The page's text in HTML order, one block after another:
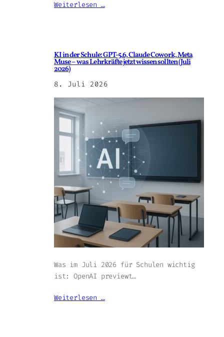
Weiterlesen …
KI in der Schule: GPT-5.6, Claude Cowork, Meta
Muse – was Lehrkräfte jetzt wissen sollten (Juli
2026)
8. Juli 2026
Was im Juli 2026 für Schulen wichtig
ist: OpenAI previewt…
Weiterlesen …